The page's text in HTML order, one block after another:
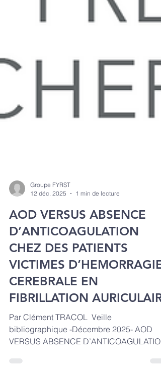
12 déc. 2025
1 min de lecture
AOD VERSUS ABSENCE
D’ANTICOAGULATION
CHEZ DES PATIENTS
VICTIMES D’HEMORRAGIE
CEREBRALE EN
FIBRILLATION
Par Clément TRACOL ​ Veille
bibliographique -Décembre 2025- AOD
VERSUS ABSENCE D’ANTICOAGULATION